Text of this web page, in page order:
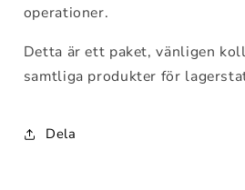
operationer.
Detta är ett paket, vänligen
samtliga produkter för
Dela